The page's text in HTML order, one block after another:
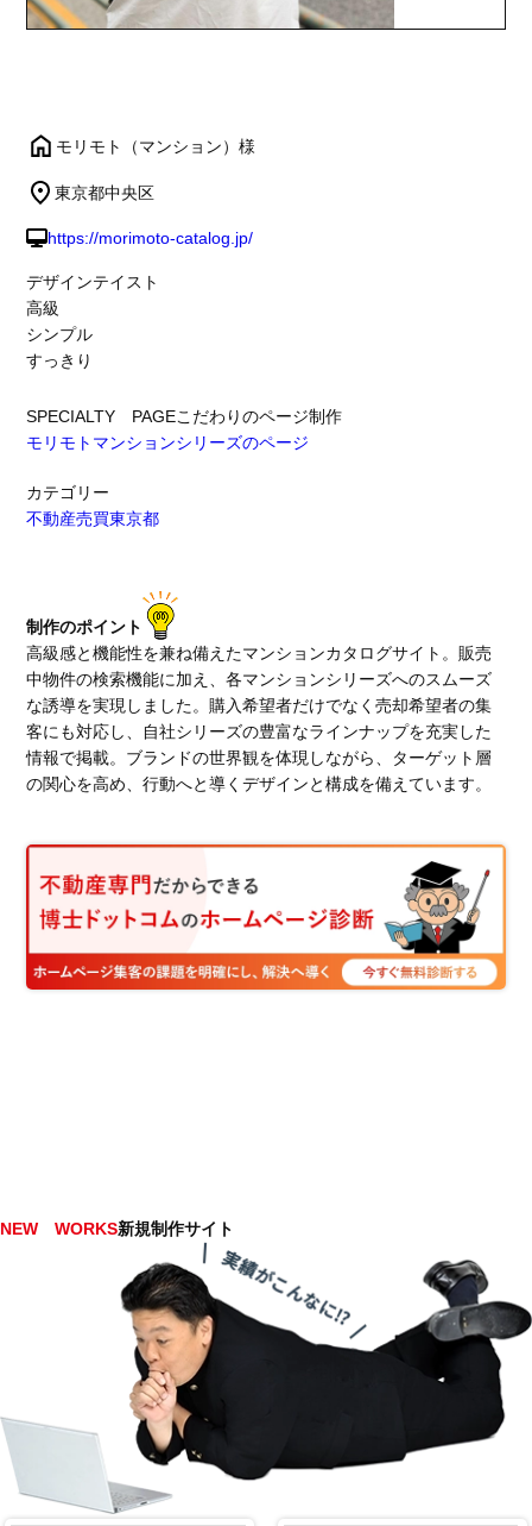
モリモト（マンション）様
東京都中央区
https://morimoto-catalog.jp/
デザインテイスト
高級
シンプル
すっきり
SPECIALTY PAGEこだわりのページ制作
モリモトマンションシリーズのページ
カテゴリー
不動産売買東京都
制作のポイント
高級感と機能性を兼ね備えたマンションカタログサイト。販売
中物件の検索機能に加え、各マンションシリーズへのスムーズ
な誘導を実現しました。購入希望者だけでなく売却希望者の集
客にも対応し、自社シリーズの豊富なラインナップを充実した
情報で掲載。ブランドの世界観を体現しながら、ターゲット層
の関心を高め、行動へと導くデザインと構成を備えています。
NEW WORKS新規制作サイト